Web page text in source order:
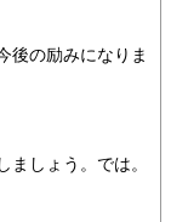
後の励みになりま
ましょう。では。